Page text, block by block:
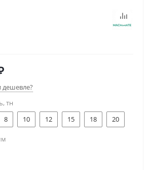
тн
8 10 12 15 18 20